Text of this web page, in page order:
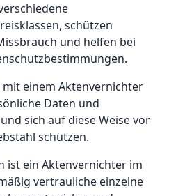
schützen
und helfen bei
einem Aktenvernichter
Daten und
sich auf diese Weise vor
schützen.
ist ein Aktenvernichter im
vertrauliche einzelne